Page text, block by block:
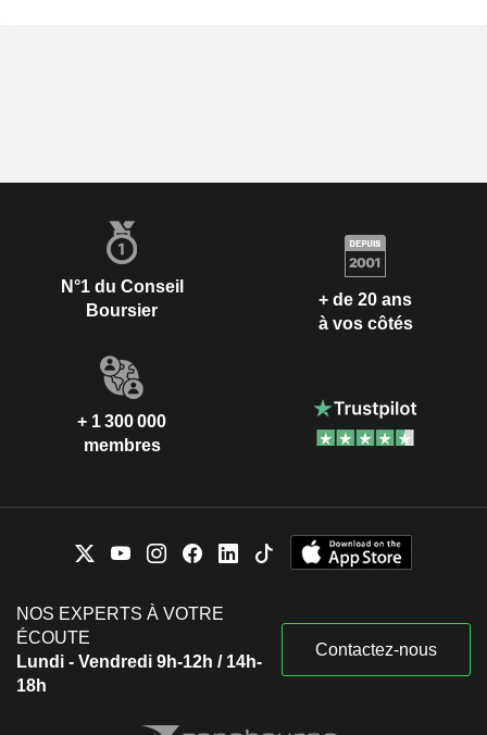
N°1 du Conseil
Boursier
+ de 20 ans
à vos côtés
+ 1 300 000
membres
NOS EXPERTS À VOTRE
ÉCOUTE
Lundi - Vendredi 9h-12h / 14h-
18h
Contactez-nous